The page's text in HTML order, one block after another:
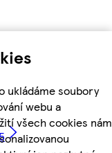
ukládáme soubory
webu a
všech cookies nám